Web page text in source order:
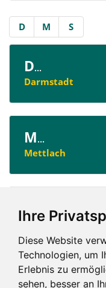
Ihre
Diese Website
Technologien, um
Erlebnis zu
sehen, besser an
D M S
D...
Darmstadt
M...
Mettlach
S ...
Saarbrücken
Saarlouis